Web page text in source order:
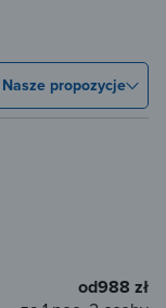
Nasze propozycje
od988 zł